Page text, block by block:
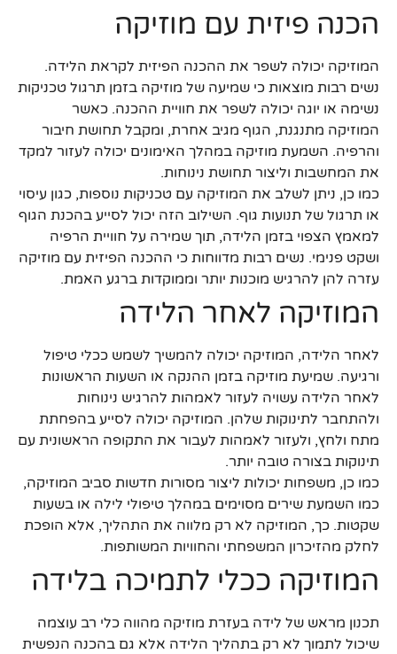
הכנה פיזית עם מוזיקה
המוזיקה יכולה לשפר את ההכנה הפיזית לקראת הלידה.
נשים רבות מוצאות כי שמיעה של מוזיקה בזמן תרגול טכניקות
נשימה או יוגה יכולה לשפר את חוויית ההכנה. כאשר
המוזיקה מתנגנת, הגוף מגיב אחרת, ומקבל תחושת חיבור
והרפיה. השמעת מוזיקה במהלך האימונים יכולה לעזור למקד
את המחשבות וליצור תחושת נינוחות.
כמו כן, ניתן לשלב את המוזיקה עם טכניקות נוספות, כגון עיסוי
או תרגול של תנועות גוף. השילוב הזה יכול לסייע בהכנת הגוף
למאמץ הצפוי בזמן הלידה, תוך שמירה על חוויית הרפיה
ושקט פנימי. נשים רבות מדווחות כי ההכנה הפיזית עם מוזיקה
עזרה להן להרגיש מוכנות יותר וממוקדות ברגע האמת.
המוזיקה לאחר הלידה
לאחר הלידה, המוזיקה יכולה להמשיך לשמש ככלי טיפול
ורגיעה. שמיעת מוזיקה בזמן ההנקה או השעות הראשונות
לאחר הלידה עשויה לעזור לאמהות להרגיש נינוחות
ולהתחבר לתינוקות שלהן. המוזיקה יכולה לסייע בהפחתת
מתח ולחץ, ולעזור לאמהות לעבור את התקופה הראשונית עם
תינוקות בצורה טובה יותר.
כמו כן, משפחות יכולות ליצור מסורות חדשות סביב המוזיקה,
כמו השמעת שירים מסוימים במהלך טיפולי לילה או בשעות
שקטות. כך, המוזיקה לא רק מלווה את התהליך, אלא הופכת
לחלק מהזיכרון המשפחתי והחוויות המשותפות.
המוזיקה ככלי לתמיכה בלידה
תכנון מראש של לידה בעזרת מוזיקה מהווה כלי רב עוצמה
שיכול לתמוך לא רק בתהליך הלידה אלא גם בהכנה הנפשית